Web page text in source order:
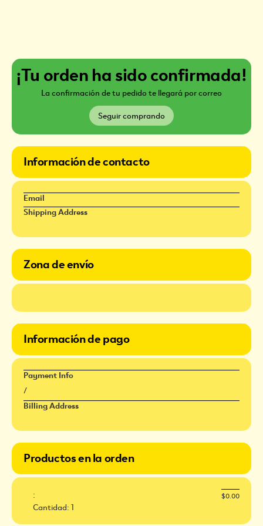
¡Tu orden ha sido confirmada!
La confirmación de tu pedido te llegará por correo
Seguir comprando
Información de contacto
Email
Shipping Address
Zona de envío
Información de pago
Payment Info
/
Billing Address
Productos en la orden
:
1
$0.00